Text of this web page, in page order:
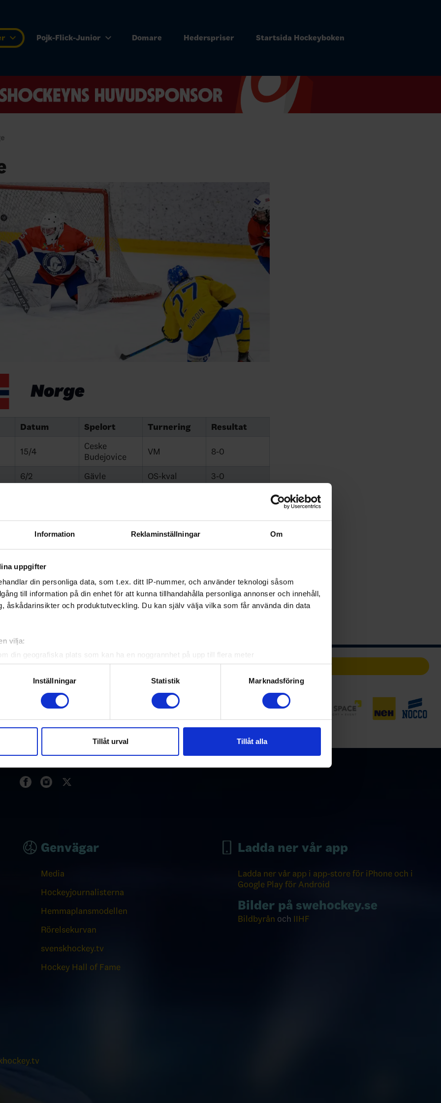
Information Reklaminställningar Om
uppgifter
din personliga data, som t.ex. ditt IP-nummer, och använder teknologi såsom
till information på din enhet för att kunna tillhandahålla personliga annonser och innehåll,
åskådarinsikter och produktutveckling. Du kan själv välja vilka som får använda din data
vilja:
din geografiska plats som kan ha en noggrannhet på upp till flera meter
att aktivt skanna den för specifika kännetecken (fingeravtryck)
uppgifter behandlas och ställ in dina preferenser i
detaljsektionen. Du kan ändra
som helst från cookie-förklaringen.
trafik. Vi vidarebefordrar även sådana identifierare och annan information från din enhet
och analysföretag som vi samarbetar med. Dessa kan i sin tur kombinera informationen
Inställningar Statistik Marknadsföring
Tillåt urval Tillåt alla
Pojk-Flick-Junior Domare Hederspriser Startsida Hockeyboken
Datum Spelort Turnering Resultat
15/4
Ceske
Budejovice
VM 8-0
6/2 Gävle OS-kval
3-0
20/3
EM
17/4
Lake Placid VM
6-3
11/4
5/4
Düsseldorf EM 2-0
Officiella partners Partners
Genvägar
Media
Hockeyjournalisterna
Hemmaplansmodellen
Rörelsekurvan
svenskhockey.tv
Hockey Hall of Fame
Ladda ner vår app
Ladda ner vår app i app-store för iPhone och i
Google Play för Android
Bilder på swehockey.se
Bildbyrån och IIHF